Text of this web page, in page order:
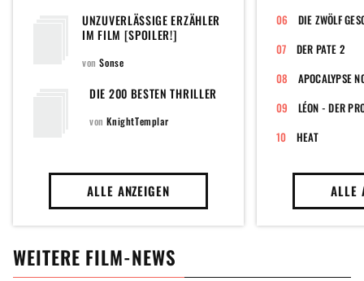
UNZUVERLÄSSIGE ERZÄHLER
IM FILM [SPOILER!]
vonSonse
DIE 200 BESTEN THRILLER
vonKnightTemplar
ALLE ANZEIGEN
DIE ZWÖLF
DER PATE 2
APOCALYPSE
LÉON - DER
HEAT
ALLE
WEITERE FILM-NEWS